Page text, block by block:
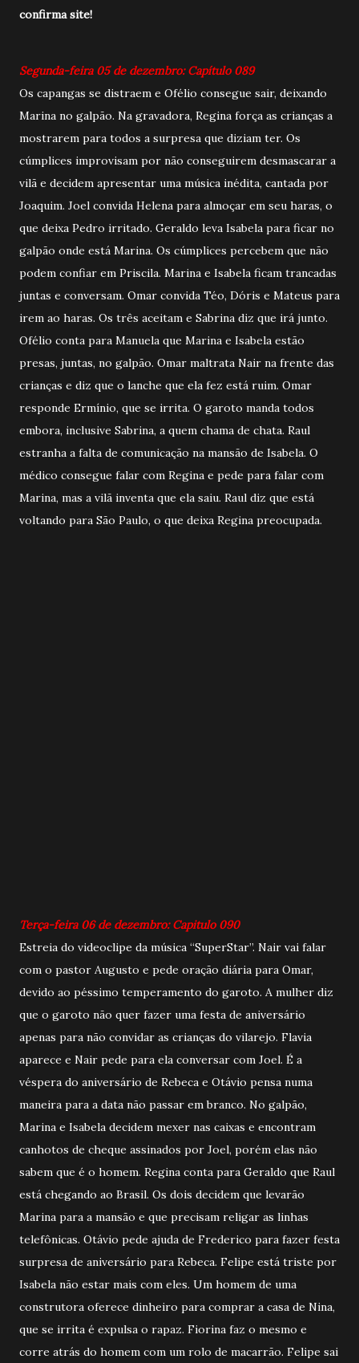
confirma site!
Segunda-feira 05 de dezembro: Capítulo 089
Os capangas se distraem e Ofélio consegue sair, deixando
Marina no galpão. Na gravadora, Regina força as crianças a
mostrarem para todos a surpresa que diziam ter. Os
cúmplices improvisam por não conseguirem desmascarar a
vilã e decidem apresentar uma música inédita, cantada por
Joaquim. Joel convida Helena para almoçar em seu haras, o
que deixa Pedro irritado. Geraldo leva Isabela para ficar no
galpão onde está Marina. Os cúmplices percebem que não
podem confiar em Priscila. Marina e Isabela ficam trancadas
juntas e conversam. Omar convida Téo, Dóris e Mateus para
irem ao haras. Os três aceitam e Sabrina diz que irá junto.
Ofélio conta para Manuela que Marina e Isabela estão
presas, juntas, no galpão. Omar maltrata Nair na frente das
crianças e diz que o lanche que ela fez está ruim. Omar
responde Ermínio, que se irrita. O garoto manda todos
embora, inclusive Sabrina, a quem chama de chata. Raul
estranha a falta de comunicação na mansão de Isabela. O
médico consegue falar com Regina e pede para falar com
Marina, mas a vilã inventa que ela saiu. Raul diz que está
voltando para São Paulo, o que deixa Regina preocupada.
Terça-feira 06 de dezembro: Capitulo 090
Estreia do videoclipe da música “SuperStar”. Nair vai falar
com o pastor Augusto e pede oração diária para Omar,
devido ao péssimo temperamento do garoto. A mulher diz
que o garoto não quer fazer uma festa de aniversário
apenas para não convidar as crianças do vilarejo. Flavia
aparece e Nair pede para ela conversar com Joel. É a
véspera do aniversário de Rebeca e Otávio pensa numa
maneira para a data não passar em branco. No galpão,
Marina e Isabela decidem mexer nas caixas e encontram
canhotos de cheque assinados por Joel, porém elas não
sabem que é o homem. Regina conta para Geraldo que Raul
está chegando ao Brasil. Os dois decidem que levarão
Marina para a mansão e que precisam religar as linhas
telefônicas. Otávio pede ajuda de Frederico para fazer festa
surpresa de aniversário para Rebeca. Felipe está triste por
Isabela não estar mais com eles. Um homem de uma
construtora oferece dinheiro para comprar a casa de Nina,
que se irrita é expulsa o rapaz. Fiorina faz o mesmo e
corre atrás do homem com um rolo de macarrão. Felipe sai